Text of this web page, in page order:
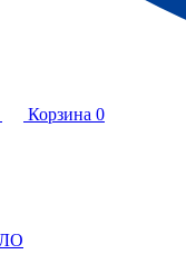
Корзина 0
ЛО